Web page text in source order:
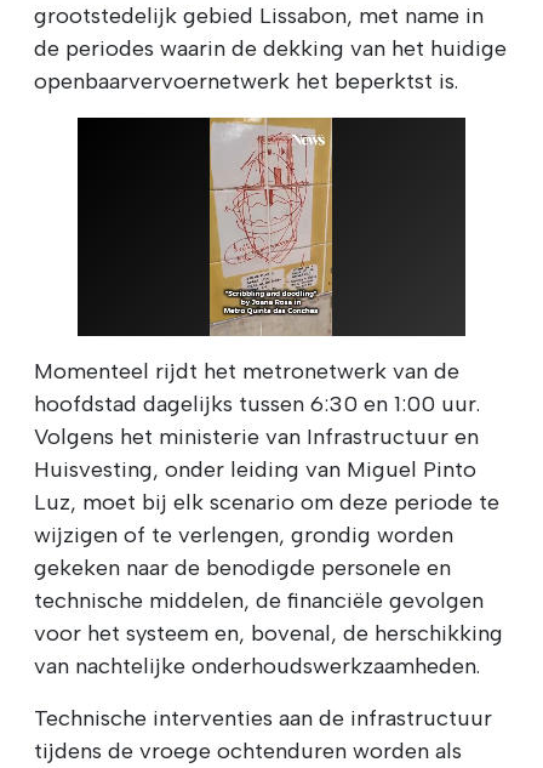
grootstedelijk gebied Lissabon, met name in
de periodes waarin de dekking van het huidige
openbaarvervoernetwerk het beperktst is.
Momenteel rijdt het metronetwerk van de
hoofdstad dagelijks tussen 6:30 en 1:00 uur.
Volgens het ministerie van Infrastructuur en
Huisvesting, onder leiding van Miguel Pinto
Luz, moet bij elk scenario om deze periode te
wijzigen of te verlengen, grondig worden
gekeken naar de benodigde personele en
technische middelen, de financiële gevolgen
voor het systeem en, bovenal, de herschikking
van nachtelijke onderhoudswerkzaamheden.
Technische interventies aan de infrastructuur
tijdens de vroege ochtenduren worden als